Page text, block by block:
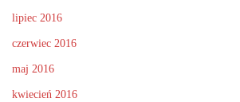
lipiec 2016
czerwiec 2016
maj 2016
kwiecień 2016